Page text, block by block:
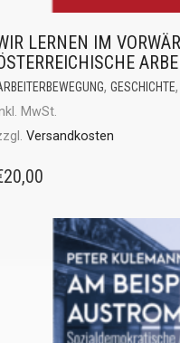
LERNEN IM
, GESCHICHTE,
MwSt.
Versandkosten
20,00